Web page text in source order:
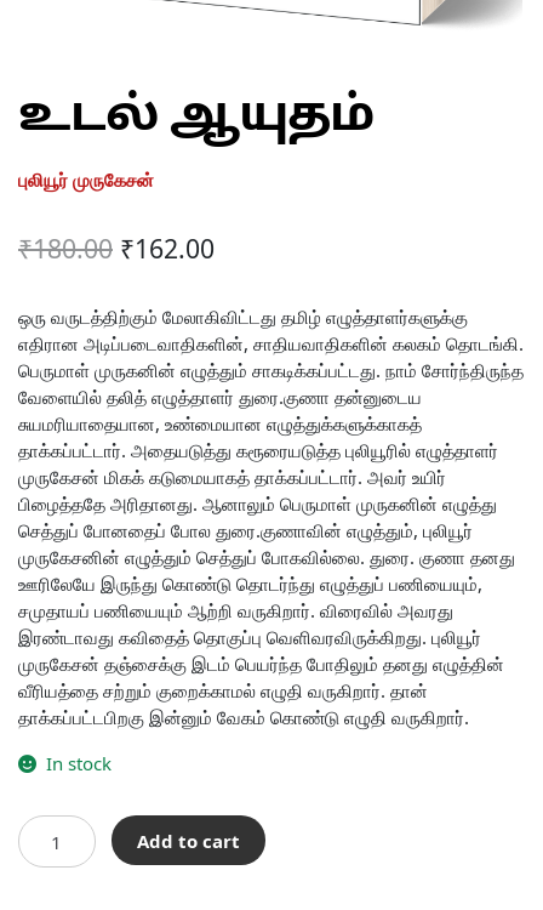
உடல் ஆயுதம்
புலியூர் முருகேசன்
₹180.00 Original
was:
₹180.00.
₹162.00
is:
₹162.00.
ஒரு வருடத்திற்கும் மேலாகிவிட்டது தமிழ் எழுத்தாளர்களுக்கு
எதிரான அடிப்படைவாதிகளின், சாதியவாதிகளின் கலகம் தொடங்கி.
பெருமாள் முருகனின் எழுத்தும் சாகடிக்கப்பட்டது. நாம் சோர்ந்திருந்த
வேளையில் தலித் எழுத்தாளர் துரை.குணா தன்னுடைய
சுயமரியாதையான, உண்மையான எழுத்துக்களுக்காகத்
தாக்கப்பட்டார். அதையடுத்து கரூரையடுத்த புலியூரில் எழுத்தாளர்
முருகேசன் மிகக் கடுமையாகத் தாக்கப்பட்டார். அவர் உயிர்
பிழைத்ததே அரிதானது. ஆனாலும் பெருமாள் முருகனின் எழுத்து
செத்துப் போனதைப் போல துரை.குணாவின் எழுத்தும், புலியூர்
முருகேசனின் எழுத்தும் செத்துப் போகவில்லை. துரை. குணா தனது
ஊரிலேயே இருந்து கொண்டு தொடர்ந்து எழுத்துப் பணியையும்,
சமுதாயப் பணியையும் ஆற்றி வருகிறார். விரைவில் அவரது
இரண்டாவது கவிதைத் தொகுப்பு வெளிவரவிருக்கிறது. புலியூர்
முருகேசன் தஞ்சைக்கு இடம் பெயர்ந்த போதிலும் தனது எழுத்தின்
வீரியத்தை சற்றும் குறைக்காமல் எழுதி வருகிறார். தான்
தாக்கப்பட்டபிறகு இன்னும் வேகம் கொண்டு எழுதி வருகிறார்.
In stock
உடல்
ஆயுதம்
Add to cart